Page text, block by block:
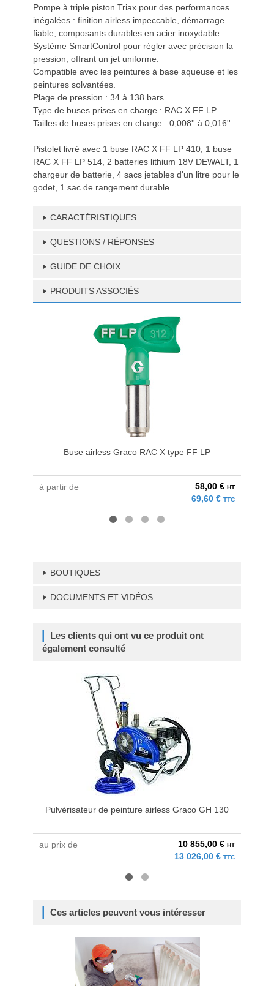
Pompe à triple piston Triax pour des performances
inégalées : finition airless impeccable, démarrage
fiable, composants durables en acier inoxydable.
Système SmartControl pour régler avec précision la
pression, offrant un jet uniforme.
Compatible avec les peintures à base aqueuse et les
peintures solvantées.
Plage de pression : 34 à 138 bars.
Type de buses prises en charge : RAC X FF LP.
Tailles de buses prises en charge : 0,008'' à 0,016''.
Pistolet livré avec 1 buse RAC X FF LP 410, 1 buse
RAC X FF LP 514, 2 batteries lithium 18V DEWALT, 1
chargeur de batterie, 4 sacs jetables d'un litre pour le
godet, 1 sac de rangement durable.
CARACTÉRISTIQUES
QUESTIONS / RÉPONSES
GUIDE DE CHOIX
PRODUITS ASSOCIÉS
Buse airless Graco RAC X type FF LP
à partir de 58,00 € HT
69,60 € TTC
BOUTIQUES
DOCUMENTS ET VIDÉOS
Les clients qui ont vu ce produit ont
également consulté
Pulvérisateur de peinture airless Graco GH 130
au prix de 10 855,00 € HT
13 026,00 € TTC
Ces articles peuvent vous intéresser